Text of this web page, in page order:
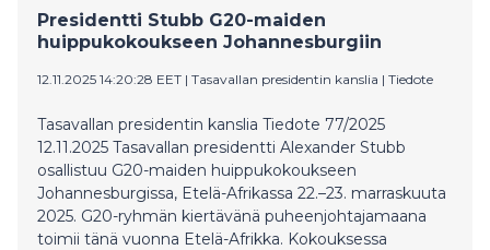
Presidentti Stubb G20-maiden
huippukokoukseen Johannesburgiin
12.11.2025 14:20:28 EET | Tasavallan presidentin kanslia | Tiedote
Tasavallan presidentin kanslia Tiedote 77/2025
12.11.2025 Tasavallan presidentti Alexander Stubb
osallistuu G20-maiden huippukokoukseen
Johannesburgissa, Etelä-Afrikassa 22.–23. marraskuuta
2025. G20-ryhmän kiertävänä puheenjohtajamaana
toimii tänä vuonna Etelä-Afrikka. Kokouksessa